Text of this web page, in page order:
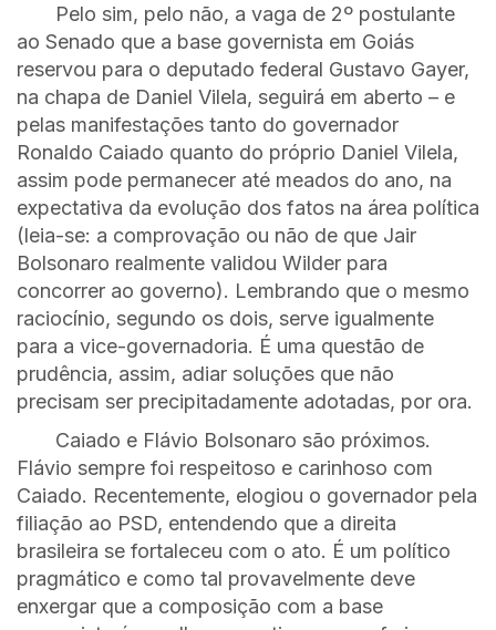
Pelo sim, pelo não, a vaga de 2º postulante
ao Senado que a base governista em Goiás
reservou para o deputado federal Gustavo Gayer,
na chapa de Daniel Vilela, seguirá em aberto – e
pelas manifestações tanto do governador
Ronaldo Caiado quanto do próprio Daniel Vilela,
assim pode permanecer até meados do ano, na
expectativa da evolução dos fatos na área política
(leia-se: a comprovação ou não de que Jair
Bolsonaro realmente validou Wilder para
concorrer ao governo). Lembrando que o mesmo
raciocínio, segundo os dois, serve igualmente
para a vice-governadoria. É uma questão de
prudência, assim, adiar soluções que não
precisam ser precipitadamente adotadas, por ora.
Caiado e Flávio Bolsonaro são próximos.
Flávio sempre foi respeitoso e carinhoso com
Caiado. Recentemente, elogiou o governador pela
filiação ao PSD, entendendo que a direita
brasileira se fortaleceu com o ato. É um político
pragmático e como tal provavelmente deve
enxergar que a composição com a base